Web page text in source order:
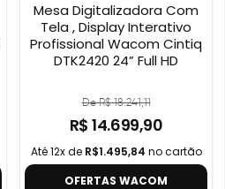
Mesa Digitalizadora Com
Tela , Display Interativo
Profissional Wacom Cintiq
DTK2420 24” Full HD
De R$ 18.241,11
R$ 14.699,90
Até 12x de R$1.495,84 no cartão
OFERTAS WACOM